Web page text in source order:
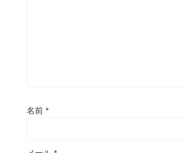
名前 *